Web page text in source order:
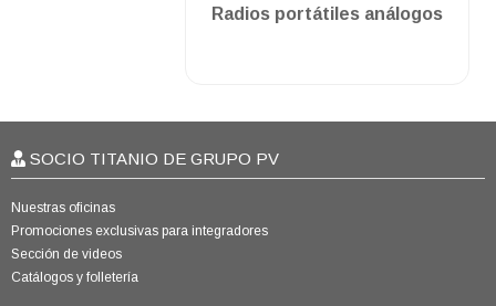
Radios portátiles análogos
SOCIO TITANIO DE GRUPO PV
Nuestras oficinas
Promociones exclusivas para integradores
Sección de videos
Catálogos y folletería